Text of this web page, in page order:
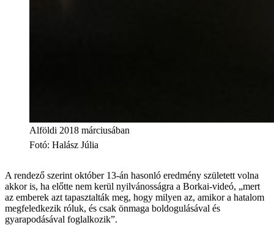
Alföldi 2018 márciusában
Fotó: Halász Júlia
A rendező szerint október 13-án hasonló eredmény született volna
akkor is, ha előtte nem kerül nyilvánosságra a Borkai-videó, „mert
az emberek azt tapasztalták meg, hogy milyen az, amikor a hatalom
megfeledkezik róluk, és csak önmaga boldogulásával és
gyarapodásával foglalkozik”.